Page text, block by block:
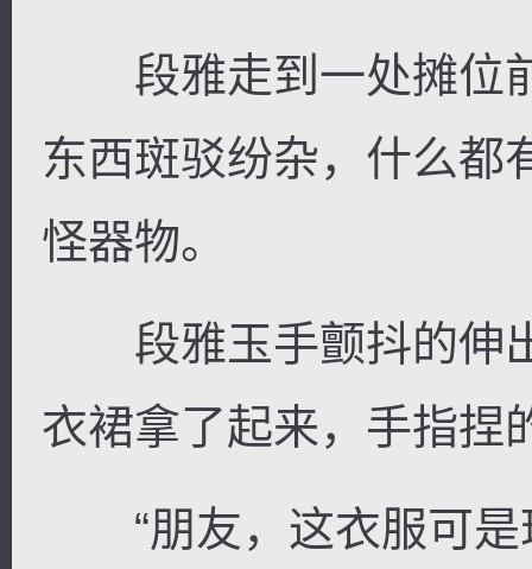
段雅走到一处摊位
东西斑驳纷杂，什么都
怪器物。
段雅玉手颤抖的伸
衣裙拿了起来，手指捏
“朋友，这衣服可是